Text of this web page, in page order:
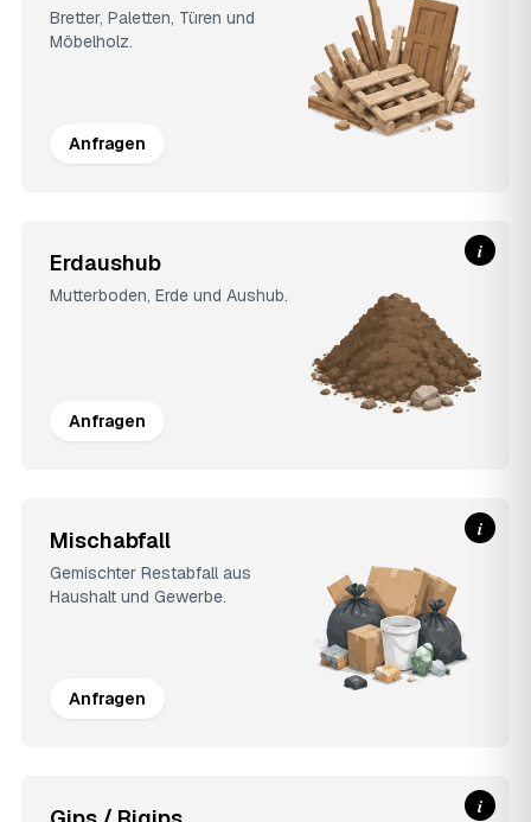
Bretter, Paletten, Türen und
Möbelholz.
Anfragen
Erdaushub
Mutterboden, Erde und Aushub.
Anfragen
i
Mischabfall
Gemischter Restabfall aus
Haushalt und Gewerbe.
Anfragen
i
i